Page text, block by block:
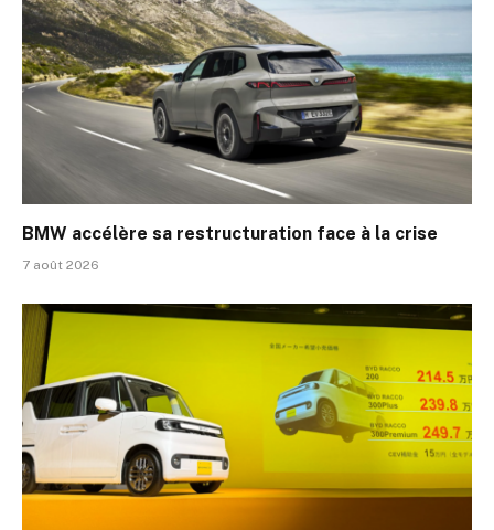
BMW accélère sa restructuration face à la crise
7 août 2026